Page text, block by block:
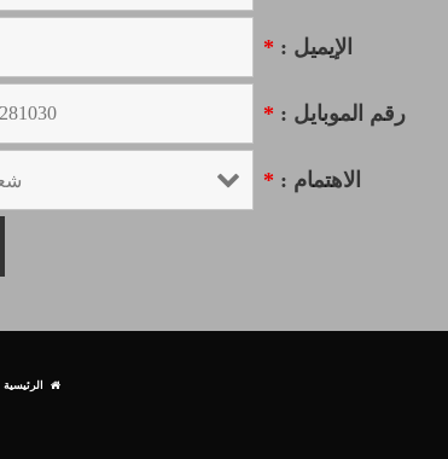
الإيميل : *
رقم الموبايل : *
الاهتمام : *
الرئيسية